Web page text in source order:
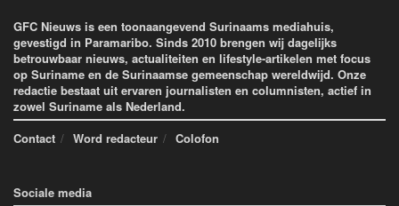
GFC Nieuws is een toonaangevend Surinaams mediahuis,
gevestigd in Paramaribo. Sinds 2010 brengen wij dagelijks
betrouwbaar nieuws, actualiteiten en lifestyle-artikelen met focus
op Suriname en de Surinaamse gemeenschap wereldwijd. Onze
redactie bestaat uit ervaren journalisten en columnisten, actief in
zowel Suriname als Nederland.
Contact
Word redacteur Colofon
Sociale media